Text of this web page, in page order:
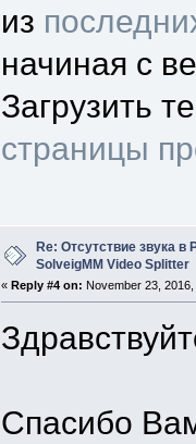
из
начиная с
Загрузить
страницы
Re: Отсутствие звука в
SolveigMM Video Splitter
« Reply #4 on: November 23,
Спасибо